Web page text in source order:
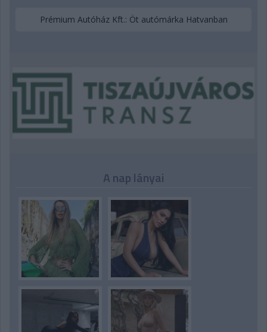
Prémium Autóház Kft.: Öt autómárka Hatvanban
A nap lányai